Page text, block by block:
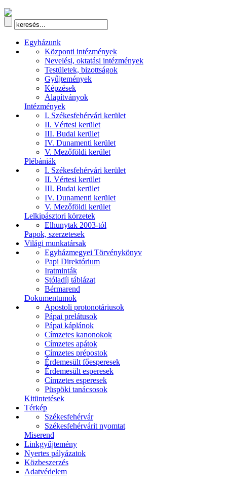
Egyházunk
Központi intézmények
Nevelési, oktatási intézmények
Testületek, bizottságok
Gyűjtemények
Képzések
Alapítványok
Intézmények
I. Székesfehérvári kerület
II. Vértesi kerület
III. Budai kerület
IV. Dunamenti kerület
V. Mezőföldi kerület
Plébániák
I. Székesfehérvári kerület
II. Vértesi kerület
III. Budai kerület
IV. Dunamenti kerület
V. Mezőföldi kerület
Lelkipásztori körzetek
Elhunytak 2003-tól
Papok, szerzetesek
Világi munkatársak
Egyházmegyei Törvénykönyv
Papi Direktórium
Iratminták
Stóladíj táblázat
Bérmarend
Dokumentumok
Apostoli protonotáriusok
Pápai prelátusok
Pápai káplánok
Címzetes kanonokok
Címzetes apátok
Címzetes prépostok
Érdemesült főesperesek
Érdemesült esperesek
Címzetes esperesek
Püspöki tanácsosok
Kitüntetések
Térkép
Székesfehérvár
Székesfehérvárit nyomtat
Miserend
Linkgyűjtemény
Nyertes pályázatok
Közbeszerzés
Adatvédelem